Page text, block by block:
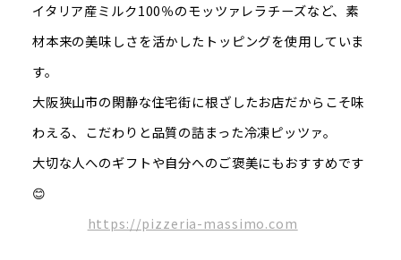
イタリア産ミルク100％のモッツァレラチーズなど、素
材本来の美味しさを活かしたトッピングを使用していま
す。
大阪狭山市の閑静な住宅街に根ざしたお店だからこそ味
わえる、こだわりと品質の詰まった冷凍ピッツァ。
大切な人へのギフトや自分へのご褒美にもおすすめです
😊
https://pizzeria-massimo.com